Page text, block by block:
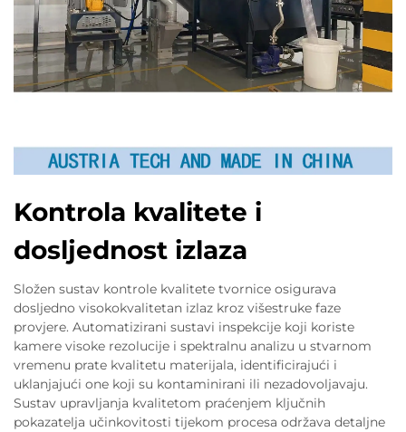
Kontrola kvalitete i
dosljednost izlaza
Složen sustav kontrole kvalitete tvornice osigurava
dosljedno visokokvalitetan izlaz kroz višestruke faze
provjere. Automatizirani sustavi inspekcije koji koriste
kamere visoke rezolucije i spektralnu analizu u stvarnom
vremenu prate kvalitetu materijala, identificirajući i
uklanjajući one koji su kontaminirani ili nezadovoljavaju.
Sustav upravljanja kvalitetom praćenjem ključnih
pokazatelja učinkovitosti tijekom procesa održava detaljne